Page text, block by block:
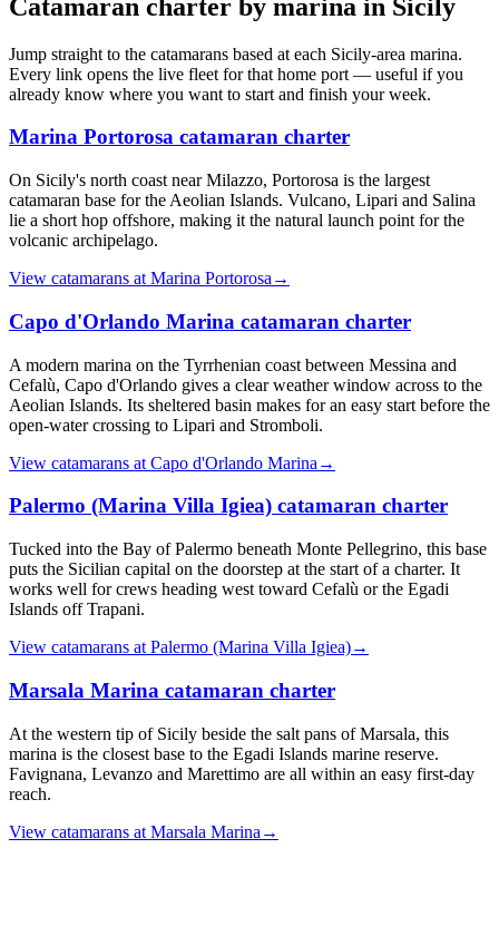
Catamaran charter by marina in Sicily
Jump straight to the catamarans based at each Sicily-area marina.
Every link opens the live fleet for that home port — useful if you
already know where you want to start and finish your week.
Marina Portorosa catamaran charter
On Sicily's north coast near Milazzo, Portorosa is the largest
catamaran base for the Aeolian Islands. Vulcano, Lipari and Salina
lie a short hop offshore, making it the natural launch point for the
volcanic archipelago.
View catamarans at Marina Portorosa →
Capo d'Orlando Marina catamaran charter
A modern marina on the Tyrrhenian coast between Messina and
Cefalù, Capo d'Orlando gives a clear weather window across to the
Aeolian Islands. Its sheltered basin makes for an easy start before the
open-water crossing to Lipari and Stromboli.
View catamarans at Capo d'Orlando Marina →
Palermo (Marina Villa Igiea) catamaran charter
Tucked into the Bay of Palermo beneath Monte Pellegrino, this base
puts the Sicilian capital on the doorstep at the start of a charter. It
works well for crews heading west toward Cefalù or the Egadi
Islands off Trapani.
View catamarans at Palermo (Marina Villa Igiea)→
Marsala Marina catamaran charter
At the western tip of Sicily beside the salt pans of Marsala, this
marina is the closest base to the Egadi Islands marine reserve.
Favignana, Levanzo and Marettimo are all within an easy first-day
reach.
View catamarans at Marsala Marina →